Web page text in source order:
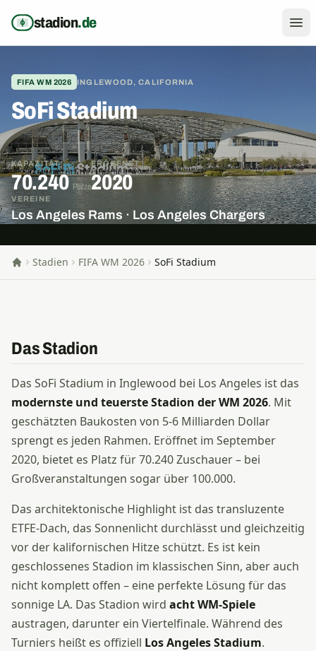
stadion.de
FIFA WM 2026 INGLEWOOD, CALIFORNIA
SoFi Stadium
KAPAZITÄT
70.240 Plätze
ERÖFFNET
2020
VEREINE
Los Angeles Rams · Los Angeles Chargers
Startseite
Stadien FIFA WM 2026 SoFi Stadium
Das Stadion
Das SoFi Stadium in Inglewood bei Los Angeles ist das
modernste und teuerste Stadion der WM 2026. Mit
geschätzten Baukosten von 5-6 Milliarden Dollar
sprengt es jeden Rahmen. Eröffnet im September
2020, bietet es Platz für 70.240 Zuschauer – bei
Großveranstaltungen sogar über 100.000.
Das architektonische Highlight ist das transluzente
ETFE-Dach, das Sonnenlicht durchlässt und gleichzeitig
vor der kalifornischen Hitze schützt. Es ist kein
geschlossenes Stadion im klassischen Sinn, aber auch
nicht komplett offen – eine perfekte Lösung für das
sonnige LA. Das Stadion wird acht WM-Spiele
austragen, darunter ein Viertelfinale. Während des
Turniers heißt es offiziell Los Angeles Stadium.